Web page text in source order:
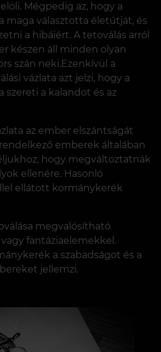
Mégpedig az, hogy a
maga választotta életútját, és
a hibáiért. A tetoválás arról
készen áll minden olyan
szán neki.Ezenkívül a
vázlata azt jelzi, hogy a
szereti a kalandot és az
az ember elszántságát
emberek általában
hogy megváltoztatnák
ellenére. Hasonló
ellátott kormánykerék
megvalósítható
fantáziaelemekkel.
a szabadságot és a
jellemzi.